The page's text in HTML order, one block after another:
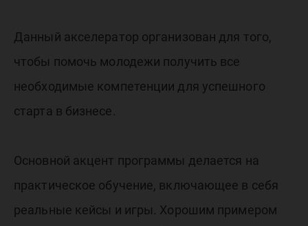
Данный акселератор организован для того,
чтобы помочь молодежи получить все
необходимые компетенции для успешного
старта в бизнесе.
Основной акцент программы делается на
практическое обучение, включающее в себя
реальные кейсы и игры. Хорошим примером